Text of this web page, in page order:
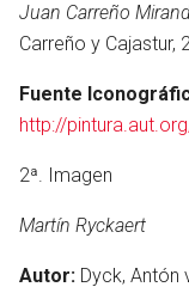
Juan Carreño
Carreño y Cajastur,
Fuente
http://
2ª. Imagen
Martín Ryckaert
Autor: Dyck, Antón